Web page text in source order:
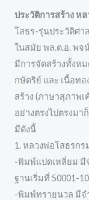
ประวัติการสร้าง ห
โสธร-รุ่นประวัติศา
ในสมัย พล.ต.อ. พจ
มีการจัดสร้างทั้งหม
กษัตริย์ และ เนื้อท
สร้าง (ภาษาสุภาพเ
อย่างตรงไปตรงมา
มีดังนี้
1. หลวงพ่อโสธรกร
-พิมพ์แปดเหลี่ยม มี
ฐานเริ่มที่ 50001-
-พิมพ์ทรายนวล มีจ